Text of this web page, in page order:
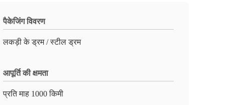
पैकेजिंग विवरण
लकड़ी के ड्रम / स्टील ड्रम
आपूर्ति की क्षमता
प्रति माह 1000 किमी